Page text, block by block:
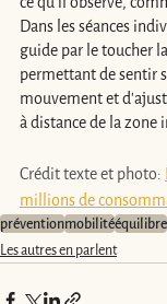
Dans les séances
guide par le toucher
permettant de sentir
mouvement et
à distance de la zone
Crédit texte et photo:
millions de
préventionmobilitééquilibre
Les autres en parlent